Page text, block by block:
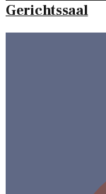
Gerichtssaal